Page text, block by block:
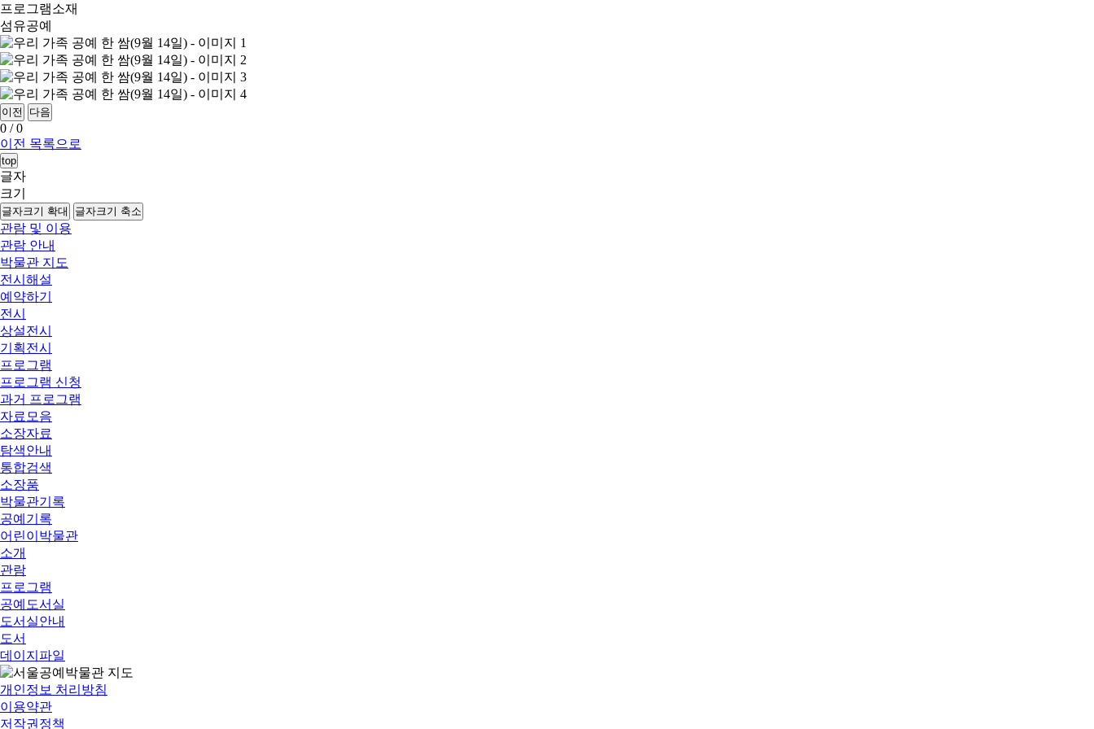
프로그램소재
섬유공예
이전 다음
0 / 0
이전 목록으로
top
글자
크기
글자크기 확대 글자크기 축소
관람 및 이용
관람 안내
박물관 지도
전시해설
예약하기
전시
상설전시
기획전시
프로그램
프로그램 신청
과거 프로그램
자료모음
소장자료
탐색안내
통합검색
소장품
박물관기록
공예기록
어린이박물관
소개
관람
프로그램
공예도서실
도서실안내
도서
데이지파일
개인정보 처리방침
이용약관
저작권정책